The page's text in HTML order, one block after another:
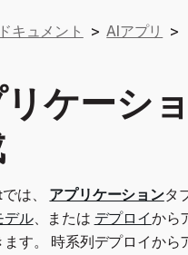
キュメント > AIアプリ >
ケーシ
は、 アプリケーションタ
デル、または デプロイから
ます。 時系列デプロイから